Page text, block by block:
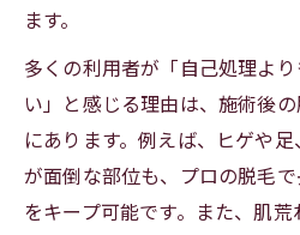
通いやすく続けやすい幸
駅近で通いやすいメ
方
予約しやすさが鍵の
生活導線で選ぶ幸田
ます。
多くの利用者が「自己処理よ
い」と感じる理由は、施術後
にあります。例えば、ヒゲや
が面倒な部位も、プロの脱毛
をキープ可能です。また、肌